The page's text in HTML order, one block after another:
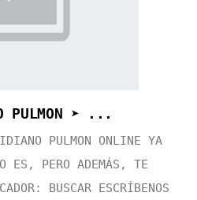
PULMON ➤ ...
PULMON ONLINE YA
ES, PERO ADEMÁS, TE
BUSCAR ESCRÍBENOS